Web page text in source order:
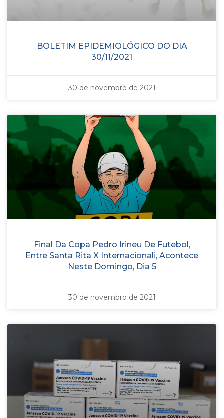
BOLETIM EPIDEMIOLÓGICO DO DIA
30/11/2021
30 de novembro de 2021
Final Da Copa Pedro Irineu De Futebol,
Entre Santa Rita X Internacionali, Acontece
Neste Domingo, Dia 5
30 de novembro de 2021